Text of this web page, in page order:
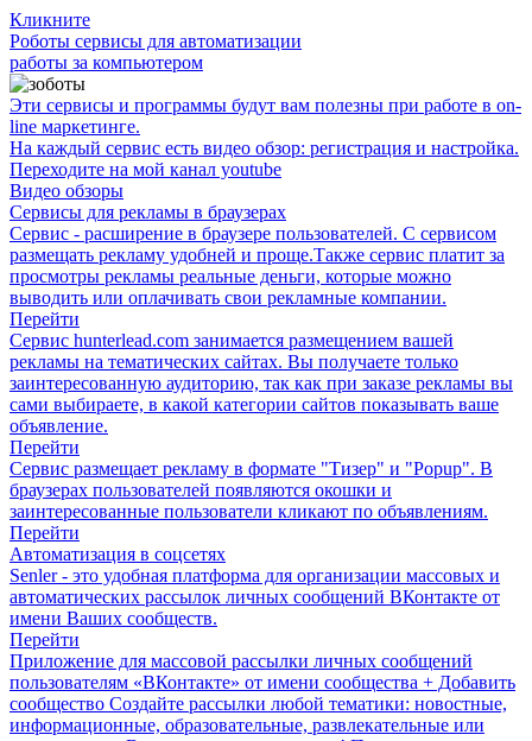
Кликните
Роботы сервисы для автоматизации
работы за компьютером
Эти сервисы и программы будут вам полезны при работе в on-
line маркетинге.
На каждый сервис есть видео обзор: регистрация и настройка.
Переходите на мой канал youtube
Видео обзоры
Сервисы для рекламы в браузерах
Сервис - расширение в браузере пользователей. С сервисом
размещать рекламу удобней и проще.Также сервис платит за
просмотры рекламы реальные деньги, которые можно
выводить или оплачивать свои рекламные компании.
Перейти
Сервис hunterlead.com занимается размещением вашей
рекламы на тематических сайтах. Вы получаете только
заинтересованную аудиторию, так как при заказе рекламы вы
сами выбираете, в какой категории сайтов показывать ваше
объявление.
Перейти
Сервис размещает рекламу в формате "Тизер" и "Popup". В
браузерах пользователей появляются окошки и
заинтересованные пользователи кликают по объявлениям.
Перейти
Автоматизация в соцсетях
Senler - это удобная платформа для организации массовых и
автоматических рассылок личных сообщений ВКонтакте от
имени Ваших сообществ.
Перейти
Приложение для массовой рассылки личных сообщений
пользователям «ВКонтакте» от имени сообщества + Добавить
сообщество Создайте рассылки любой тематики: новостные,
информационные, образовательные, развлекательные или